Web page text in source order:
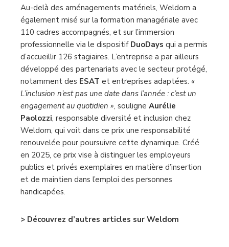
Au-delà des aménagements matériels, Weldom a
également misé sur la formation managériale avec
110 cadres accompagnés, et sur l’immersion
professionnelle via le dispositif DuoDays qui a permis
d’accueillir 126 stagiaires. L’entreprise a par ailleurs
développé des partenariats avec le secteur protégé,
notamment des ESAT et entreprises adaptées. «
L’inclusion n’est pas une date dans l’année : c’est un
engagement au quotidien », souligne Aurélie
Paolozzi, responsable diversité et inclusion chez
Weldom, qui voit dans ce prix une responsabilité
renouvelée pour poursuivre cette dynamique. Créé
en 2025, ce prix vise à distinguer les employeurs
publics et privés exemplaires en matière d’insertion
et de maintien dans l’emploi des personnes
handicapées.
> Découvrez d’autres articles sur Weldom